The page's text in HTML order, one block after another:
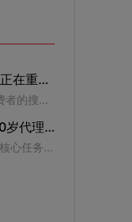
LoopMe发布白皮书：生成式 AI 正在重塑数字生态，移动游戏成为品牌增长的新锚点
据麦肯锡公司预测，随着越来越多消费者的搜索旅程在 AI 环境中直接完成，传统搜索流量中约有 20%–50% 可能面临被替代风险。对广告主而言，真正的挑战在于流量的结构变迁。消费者正在将网页访问的节点后移，即从“发现信息”转向“验证决策”。
蓝色光标的“AI原生”革命：一家30岁代理公司的“新生”
2026，摆在蓝色光标面前的只有一个核心任务——“把过去的东西全部推翻，重新变成一家创业公司，一家新的AI公司。”